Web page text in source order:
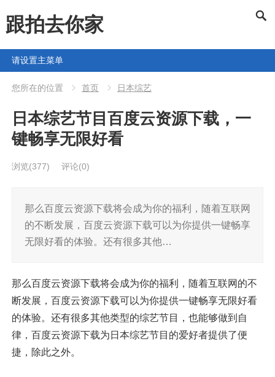
跟拍去你家
请设置主菜单
您所在的位置 首页 日本综艺
日本综艺节目百度云资源下载，一
键畅享无限好看
浏览(377) 评论(0)
那么百度云资源下载将会成为你的福利，随着互联网
的不断发展，百度云资源下载可以为你提供一键畅享
无限好看的体验。还有很多其他…
那么百度云资源下载将会成为你的福利，随着互联网的不
断发展，百度云资源下载可以为你提供一键畅享无限好看
的体验。还有很多其他类型的综艺节目，也能够做到自
律，百度云资源下载为日本综艺节目的爱好者提供了便
捷，除此之外。